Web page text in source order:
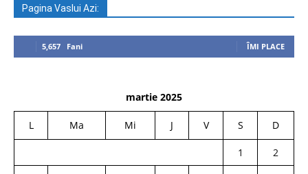
Pagina Vaslui Azi:
5,657 Fani ÎMI PLACE
martie 2025
L Ma Mi J V S D
1
2